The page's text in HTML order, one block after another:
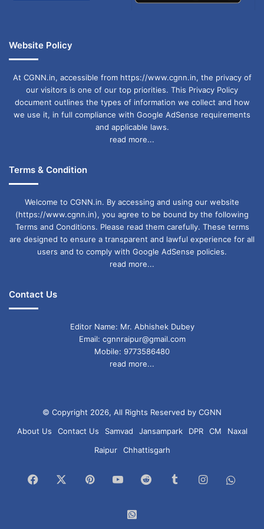
Website Policy
At CGNN.in, accessible from https://www.cgnn.in, the privacy of
our visitors is one of our top priorities. This Privacy Policy
document outlines the types of information we collect and how
we use it, in full compliance with Google AdSense requirements
and applicable laws.
read more...
Terms & Condition
Welcome to CGNN.in. By accessing and using our website
(https://www.cgnn.in), you agree to be bound by the following
Terms and Conditions. Please read them carefully. These terms
are designed to ensure a transparent and lawful experience for all
users and to comply with Google AdSense policies.
read more...
Contact Us
Editor Name: Mr. Abhishek Dubey
Email: cgnnraipur@gmail.com
Mobile: 9773586480
read more...
© Copyright 2026, All Rights Reserved by CGNN
About Us
Contact Us Samvad Jansampark DPR CM
Naxal
Raipur
Chhattisgarh
Facebook PinterestYouTubeReddit TumblrInstagram